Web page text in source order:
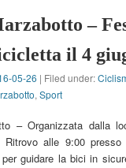
–
il 4
05-26 | Filed under:
,Sport
– Organizzata dalla
alle 9:00 presso
per guidare la bici in